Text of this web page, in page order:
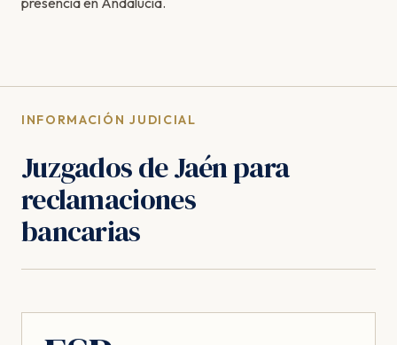
INFORMACIÓN JUDICIAL
Juzgados de Jaén para
reclamaciones
bancarias